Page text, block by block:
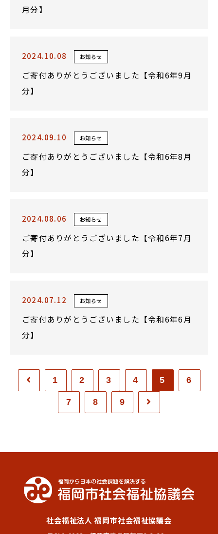
月分】
2024.10.08 お知らせ
ご寄付ありがとうございました【令和6年9月
分】
2024.09.10 お知らせ
ご寄付ありがとうございました【令和6年8月
分】
2024.08.06 お知らせ
ご寄付ありがとうございました【令和6年7月
分】
2024.07.12 お知らせ
ご寄付ありがとうございました【令和6年6月
分】
1 2 3 4 5 6
7 8 9
社会福祉法人 福岡市社会福祉協議会